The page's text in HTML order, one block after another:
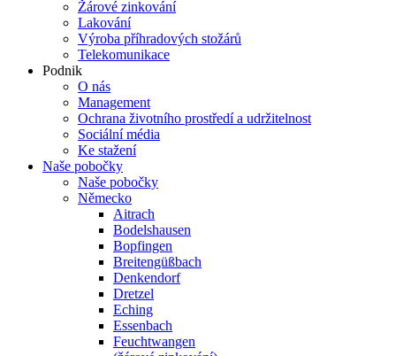
Žárové zinkování
Lakování
Výroba příhradových stožárů
Telekomunikace
Podnik
O nás
Management
Ochrana životního prostředí a udržitelnost
Sociální média
Ke stažení
Naše pobočky
Naše pobočky
Německo
Aitrach
Bodelshausen
Bopfingen
Breitengüßbach
Denkendorf
Dretzel
Eching
Essenbach
Feuchtwangen